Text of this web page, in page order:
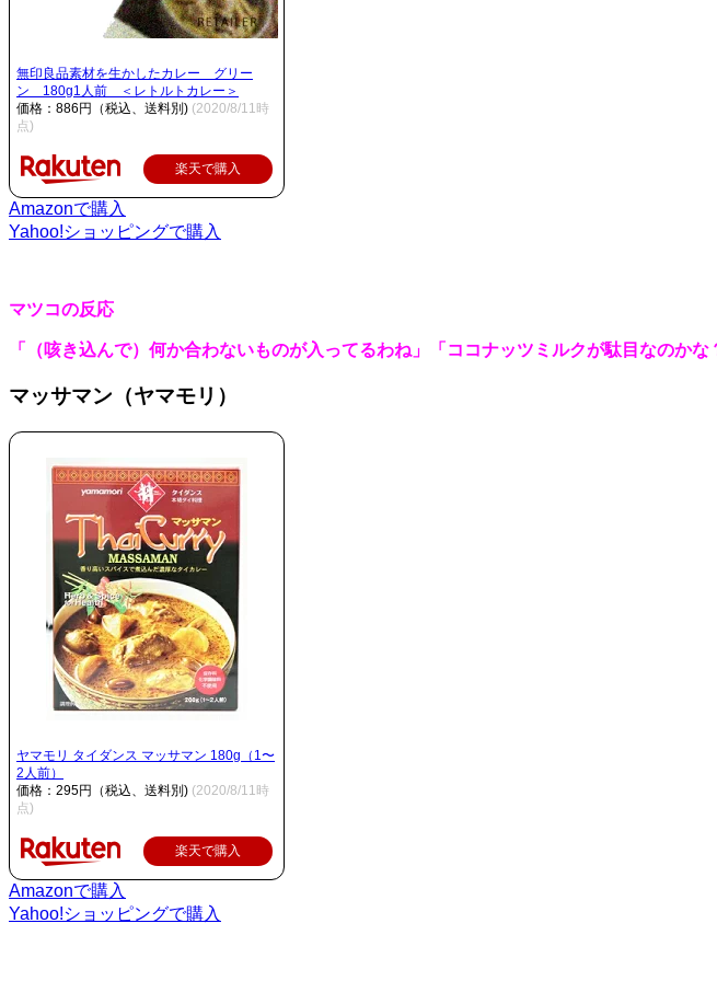
無印良品素材を生かしたカレー グリー
ン 180g1人前 ＜レトルトカレー＞
価格：886円（税込、送料別) (2020/8/11時
点)
楽天で購入
Amazonで購入
Yahoo!ショッピングで購入
マツコの反応
「（咳き込んで）何か合わないものが入ってるわね」「ココナッツミルクが駄目なのか
マッサマン（ヤマモリ）
ヤマモリ タイダンス マッサマン 180g（1〜
2人前）
価格：295円（税込、送料別) (2020/8/11時
点)
楽天で購入
Amazonで購入
Yahoo!ショッピングで購入